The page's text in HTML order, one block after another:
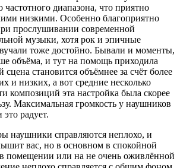
частотного диапазона, что приятно
низкими. Особенно благоприятно
прослушивании современной
музыки, хотя рок и эпичные
тоже достойно. Бывали и моменты,
объёма, и тут на помощь приходила
становится объёмнее за счёт более
и низких, а вот средние несколько
композиций эта настройка была скорее
Максимальная громкость у наушников
радует.
наушники справляются неплохо, и
вас, но в основном в спокойной
в помещении или на не очень оживлённой